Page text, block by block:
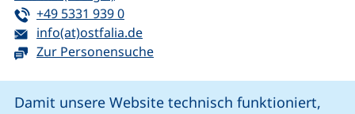
Damit unsere Website technisch funktioniert,
Tel:
+49 5331 939 0(startet einen Telefonanruf, wenn Ihr
E-Mail:
info(at)ostfalia.de(öffnet Ihr E-Mail-Programm)
Zur Personensuche